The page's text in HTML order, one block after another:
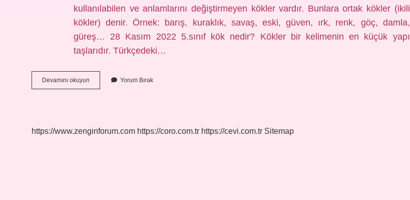
kullanılabilen ve anlamlarını değiştirmeyen kökler vardır. Bunlara ortak kökler (ikili
kökler) denir. Örnek: barış, kuraklık, savaş, eski, güven, ırk, renk, göç, damla,
güreş… 28 Kasım 2022 5.sınıf kök nedir? Kökler bir kelimenin en küçük yapı
taşlarıdır. Türkçedeki…
Devamını okuyun
Kök
Yorum Bırak
https://www.zenginforum.com https://coro.com.tr https://cevi.com.tr Sitemap